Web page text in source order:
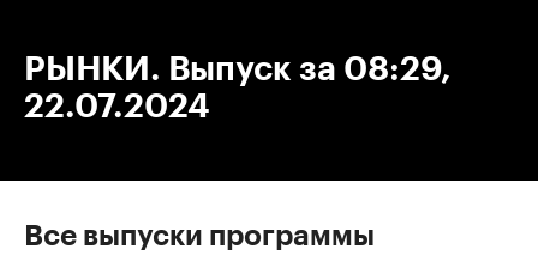
РЫНКИ. Выпуск за 08:29,
22.07.2024
Все выпуски программы